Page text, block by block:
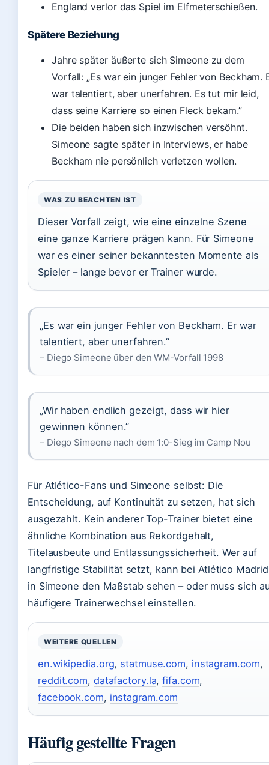
England verlor das Spiel im Elfmeterschießen.
Spätere Beziehung
Jahre später äußerte sich Simeone zu dem
Vorfall: „Es war ein junger Fehler von Beckham.
war talentiert, aber unerfahren. Es tut mir leid,
dass seine Karriere so einen Fleck bekam.”
Die beiden haben sich inzwischen versöhnt.
Simeone sagte später in Interviews, er habe
Beckham nie persönlich verletzen wollen.
WAS ZU BEACHTEN IST
Dieser Vorfall zeigt, wie eine einzelne Szene
eine ganze Karriere prägen kann. Für Simeone
war es einer seiner bekanntesten Momente als
Spieler – lange bevor er Trainer wurde.
„Es war ein junger Fehler von Beckham. Er war
talentiert, aber unerfahren.”
– Diego Simeone über den WM-Vorfall 1998
„Wir haben endlich gezeigt, dass wir hier
gewinnen können.”
– Diego Simeone nach dem 1:0-Sieg im Camp Nou
Für Atlético-Fans und Simeone selbst: Die
Entscheidung, auf Kontinuität zu setzen, hat sich
ausgezahlt. Kein anderer Top-Trainer bietet eine
ähnliche Kombination aus Rekordgehalt,
Titelausbeute und Entlassungssicherheit. Wer auf
langfristige Stabilität setzt, kann bei Atlético Madrid
in Simeone den Maßstab sehen – oder muss sich
häufigere Trainerwechsel einstellen.
WEITERE QUELLEN
en.wikipedia.org, statmuse.com, instagram.com,
reddit.com, datafactory.la,fifa.com,
facebook.com, instagram.com
Häufig gestellte Fragen